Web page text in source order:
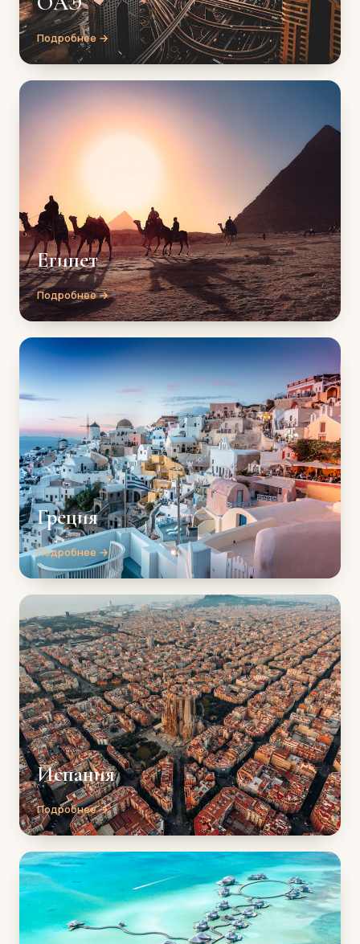
Подробнее →
Египет
Подробнее →
Греция
Подробнее →
Испания
Подробнее →